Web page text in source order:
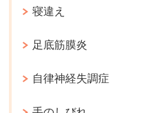
寝違え
足底筋膜炎
自律神経失調症